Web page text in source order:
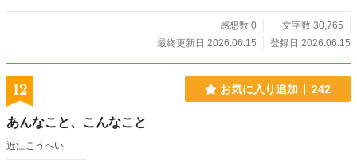
感想数 0
文字数 30,765
最終更新日 2026.06.15
登録日 2026.06.15
12 お気に入り追加 242
あんなこと、こんなこと
近江こうへい